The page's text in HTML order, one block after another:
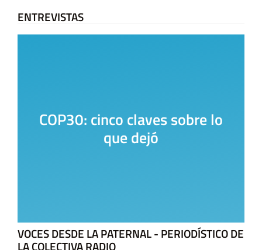
ENTREVISTAS
COP30: cinco claves sobre lo
que dejó
VOCES DESDE LA PATERNAL - PERIODÍSTICO DE